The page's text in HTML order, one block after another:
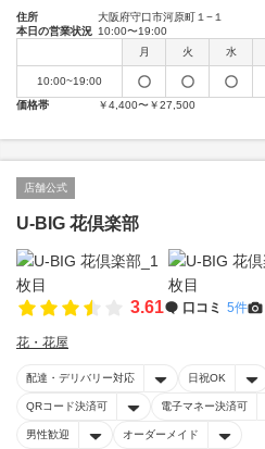
住所
大阪府守口市河原町１−１
本日の営業状況 10:00〜19:00
月
火 水
10:00~19:00
価格帯
￥4,400〜￥27,500
店舗公式
U-BIG 花倶楽部
3.61 口コミ 5件
花・花屋
配達・デリバリー対応 日祝OK
QRコード決済可 電子マネー決済可
男性歓迎 オーダーメイド